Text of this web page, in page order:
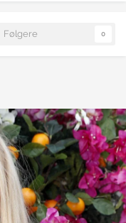
Følgere 0